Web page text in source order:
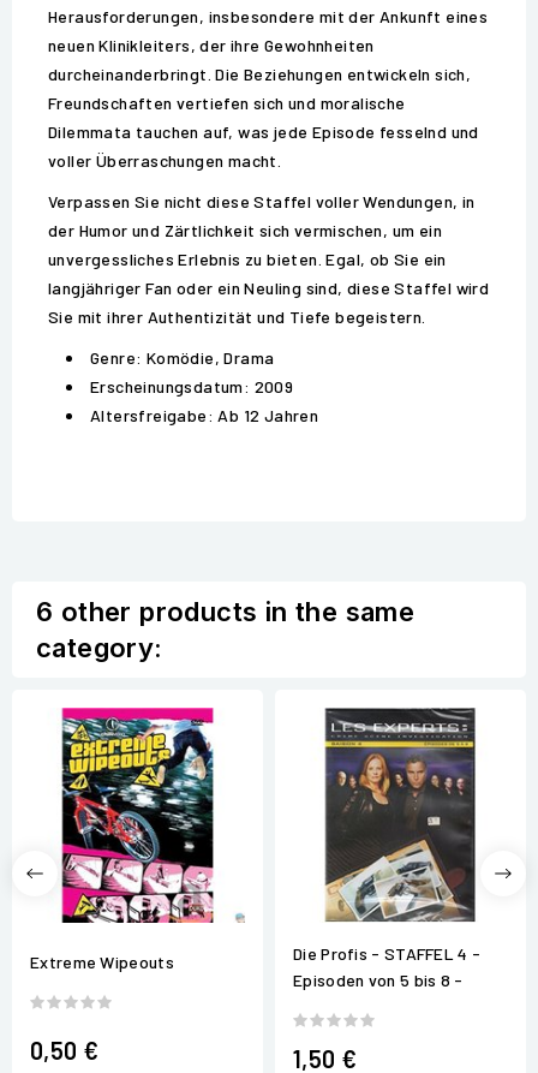
Herausforderungen, insbesondere mit der Ankunft eines
neuen Klinikleiters, der ihre Gewohnheiten
durcheinanderbringt. Die Beziehungen entwickeln sich,
Freundschaften vertiefen sich und moralische
Dilemmata tauchen auf, was jede Episode fesselnd und
voller Überraschungen macht.
Verpassen Sie nicht diese Staffel voller Wendungen, in
der Humor und Zärtlichkeit sich vermischen, um ein
unvergessliches Erlebnis zu bieten. Egal, ob Sie ein
langjähriger Fan oder ein Neuling sind, diese Staffel wird
Sie mit ihrer Authentizität und Tiefe begeistern.
Genre: Komödie, Drama
Erscheinungsdatum: 2009
Altersfreigabe: Ab 12 Jahren
6 other products in the same
category:
Extreme Wipeouts
0,50 €
Die Profis - STAFFEL 4 -
Episoden von 5 bis 8 -
1,50 €